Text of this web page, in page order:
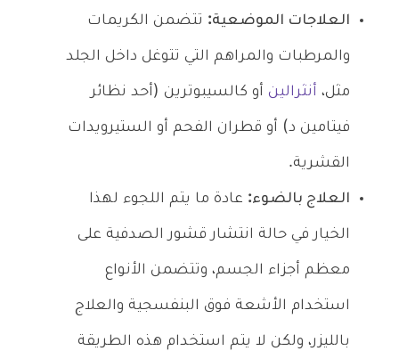
العلاجات الموضعية: تتضمن الكريمات
والمرطبات والمراهم التي تتوغل داخل الجلد
مثل، أنثرالين أو كالسيبوترين (أحد نظائر
فيتامين د) أو قطران الفحم أو الستيرويدات
القشرية.
العلاج بالضوء: عادة ما يتم اللجوء لهذا
الخيار في حالة انتشار قشور الصدفية على
معظم أجزاء الجسم، وتتضمن الأنواع
استخدام الأشعة فوق البنفسجية والعلاج
بالليزر، ولكن لا يتم استخدام هذه الطريقة